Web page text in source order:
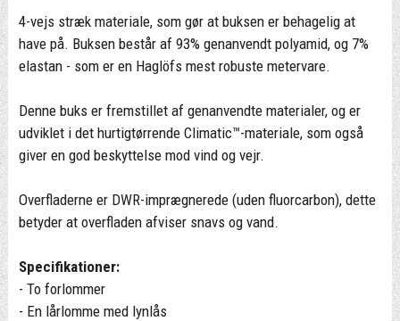
4-vejs stræk materiale, som gør at buksen er behagelig at
have på. Buksen består af 93% genanvendt polyamid, og 7%
elastan - som er en Haglöfs mest robuste metervare.
Denne buks er fremstillet af genanvendte materialer, og er
udviklet i det hurtigtørrende Climatic™-materiale, som også
giver en god beskyttelse mod vind og vejr.
Overfladerne er DWR-imprægnerede (uden fluorcarbon), dette
betyder at overfladen afviser snavs og vand.
Specifikationer:
- To forlommer
- En lårlomme med lynlås